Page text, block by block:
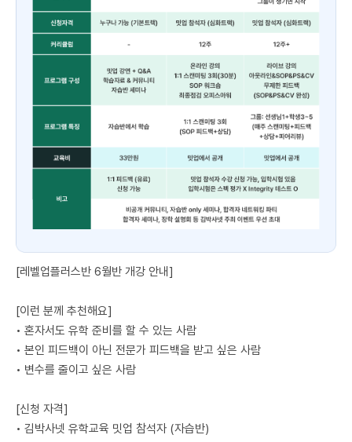
[레벨업플러스반 6월반 개강 안내]
[이런 분께 추천해요]
• 혼자서도 유학 준비를 할 수 있는 사람
• 본인 피드백이 아닌 전문가 피드백을 받고 싶은 사람
• 변수를 줄이고 싶은 사람
[신청 자격]
• 김박사넷 유학교육 밋업 참석자 (자습반)